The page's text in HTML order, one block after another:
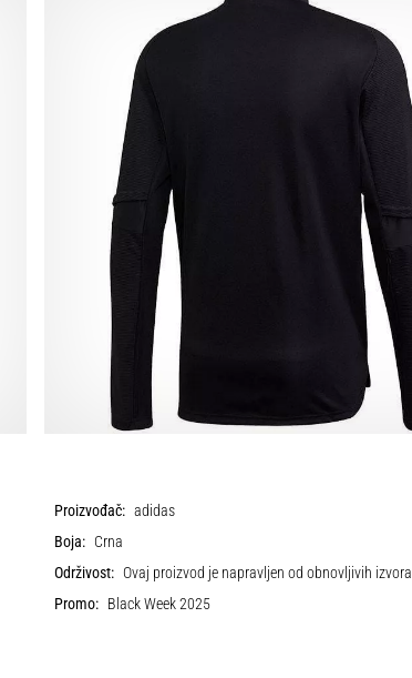
Proizvođač: adidas
Boja: Crna
Održivost: Ovaj proizvod je napravljen od obnovljivih izvora
Promo: Black Week 2025